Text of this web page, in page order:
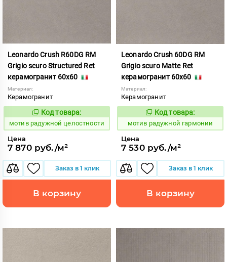
Leonardo Crush R60DG RM
Grigio scuro Structured Ret
керамогранит 60x60
Материал:
Керамогранит
1040868
Код товара:
мотив радужной целостности
Цена
7 870 руб./м²
Заказ в 1 клик
В корзину
Leonardo Crush 60DG RM
Grigio scuro Matte Ret
керамогранит 60x60
Материал:
Керамогранит
1040766
Код товара:
мотив радужной гармонии
Цена
7 530 руб./м²
Заказ в 1 клик
В корзину